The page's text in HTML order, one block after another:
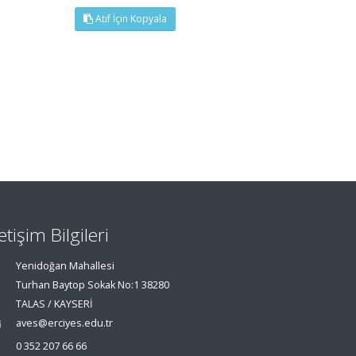
Atıf İçin Kopyala
Bilgileri
Yenidoğan Mahallesi
Turhan Baytop Sokak No:1 38280
TALAS / KAYSERİ
aves@erciyes.edu.tr
0 352 207 66 66